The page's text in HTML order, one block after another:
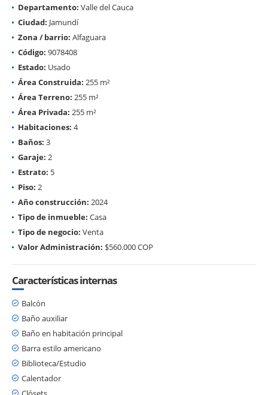
Departamento: Valle del Cauca
Ciudad: Jamundí
Zona / barrio: Alfaguara
Código: 9078408
Estado: Usado
Área Construida: 255 m²
Área Terreno: 255 m²
Área Privada: 255 m²
Habitaciones: 4
Baños: 3
Garaje: 2
Estrato: 5
Piso: 2
Año construcción: 2024
Tipo de inmueble: Casa
Tipo de negocio: Venta
Valor Administración: $560.000 COP
Características internas
Balcón
Baño auxiliar
Baño en habitación principal
Barra estilo americano
Biblioteca/Estudio
Calentador